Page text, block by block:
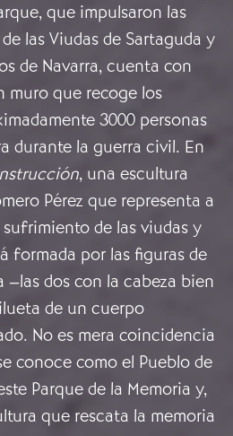
que impulsaron las
las Viudas de Sartaguda y
de Navarra, cuenta con
muro que recoge los
3000 personas
durante la guerra civil. En
, una escultura
Pérez que representa a
de las viudas y
formada por las figuras de
dos con la cabeza bien
de un cuerpo
No es mera coincidencia
conoce como el Pueblo de
Parque de la Memoria y,
que rescata la memoria